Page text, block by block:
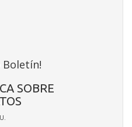
Boletín!
SOBRE